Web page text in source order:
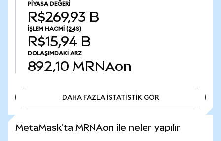
PIYASA DEĞERI
R$269,93 B
İŞLEM HACMI (24S)
R$15,94 B
DOLAŞIMDAKI ARZ
892,10 MRNAon
DAHA FAZLA İSTATİSTİK GÖR
MetaMask'ta MRNAon ile neler yapılır